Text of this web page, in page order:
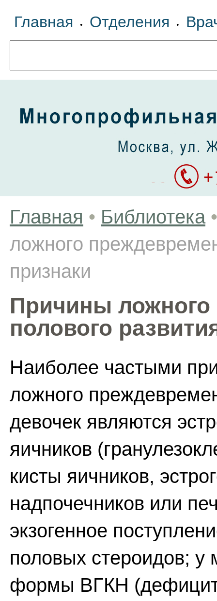
Главная • Отделения •
Главная • Библиотека •
ложного
признаки
Причины ложного
полового
Наиболее частыми
ложного
девочек являются
яичников
кисты яичников,
надпочечников или
экзогенное
половых стероидов;
формы ВГКН (дефицит